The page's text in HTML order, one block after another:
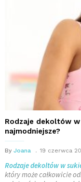
Rodzaje dekoltów
najmodniejsze?
By Joana 19 czerwca
Rodzaje dekoltów w
który może całkowicie